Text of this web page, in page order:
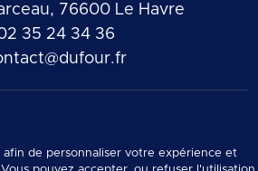
76600 Le Havre
35 24 34 36
afin de personnaliser votre expérience et